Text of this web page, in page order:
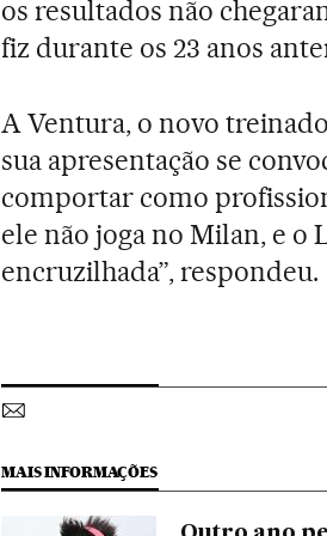
os resultados não
fiz durante os 23 anos
A Ventura, o novo
sua apresentação se
comportar como
ele não joga no Milan, e o
encruzilhada”, respondeu.
MAIS INFORMAÇÕES